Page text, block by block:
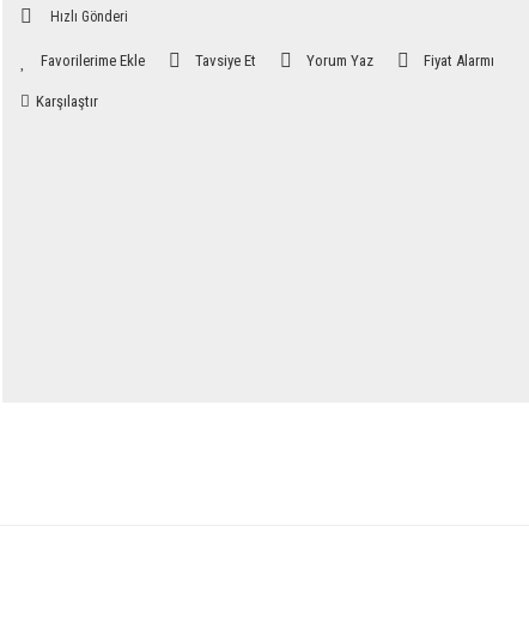
Hızlı Gönderi
Tavsiye Et Yorum Yaz Fiyat Alarmı
Karşılaştır